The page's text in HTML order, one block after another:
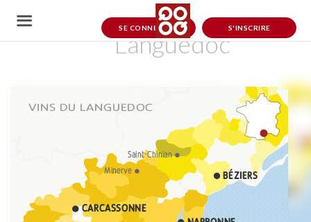
SE CONNECTER S'INSCRIRE
Languedoc
Languedoc